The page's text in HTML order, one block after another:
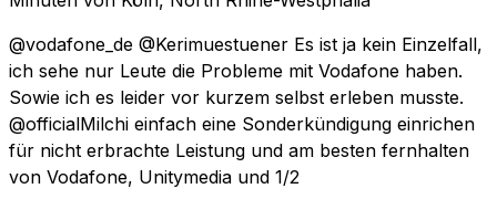
@vodafone_de @Kerimuestuener Es ist ja kein Einzelfall,
ich sehe nur Leute die Probleme mit Vodafone haben.
Sowie ich es leider vor kurzem selbst erleben musste.
@officialMilchi einfach eine Sonderkündigung einrichen
für nicht erbrachte Leistung und am besten fernhalten
von Vodafone, Unitymedia und 1/2